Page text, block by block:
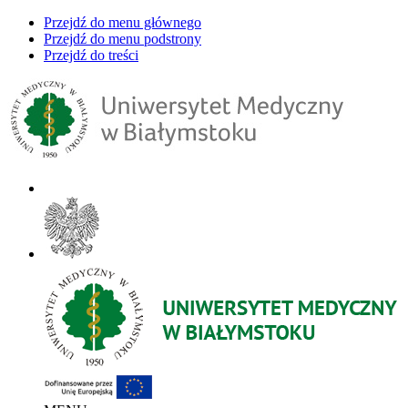
Przejdź do menu głównego
Przejdź do menu podstrony
Przejdź do treści